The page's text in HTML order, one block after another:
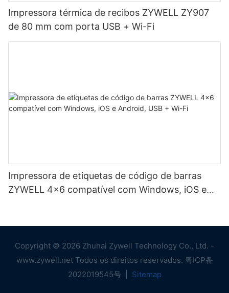
Impressora térmica de recibos ZYWELL ZY907
de 80 mm com porta USB + Wi-Fi
Impressora de etiquetas de código de barras
ZYWELL 4x6 compatível com Windows, iOS e
Copyright © 2026 Zhuhai Zywell Technology Co., Ltd. -
www.zywell.net Todos os direitos reservados. 粤ICP备
2022019545号
Sitemap